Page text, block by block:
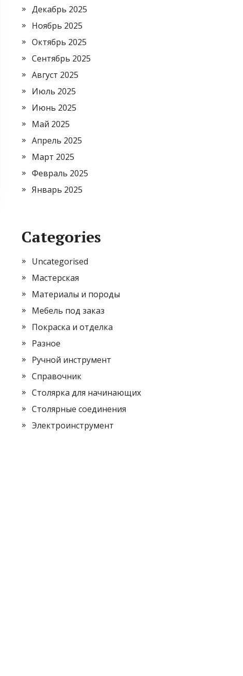
Декабрь 2025
Ноябрь 2025
Октябрь 2025
Сентябрь 2025
Август 2025
Июль 2025
Июнь 2025
Май 2025
Апрель 2025
Март 2025
Февраль 2025
Январь 2025
Categories
Uncategorised
Мастерская
Материалы и породы
Мебель под заказ
Покраска и отделка
Разное
Ручной инструмент
Справочник
Столярка для начинающих
Столярные соединения
Электроинструмент